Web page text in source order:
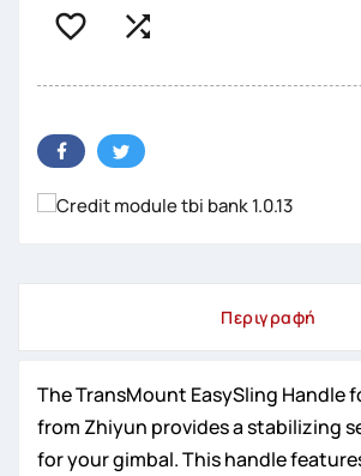
 
Περιγραφή
The TransMount EasySling Handle
from Zhiyun provides a stabilizing
for your gimbal. This handle